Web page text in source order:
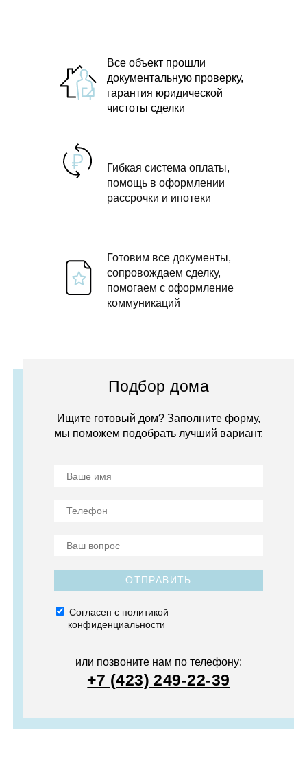
Все объект прошли
документальную проверку,
гарантия юридической
чистоты сделки
Гибкая система оплаты,
помощь в оформлении
рассрочки и ипотеки
Готовим все документы,
сопровождаем сделку,
помогаем с оформление
коммуникаций
Подбор дома
Ищите готовый дом? Заполните форму,
мы поможем подобрать лучший вариант.
ОТПРАВИТЬ
Согласен с политикой
конфиденциальности
или позвоните нам по телефону:
+7 (423) 249-22-39